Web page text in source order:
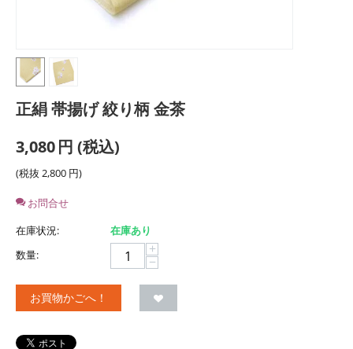
正絹 帯揚げ 絞り柄 金茶
3,080円 (税込)
(税抜 2,800 円)
お問合せ
在庫状況:
在庫あり
数量:
+
−
お買物かごへ！